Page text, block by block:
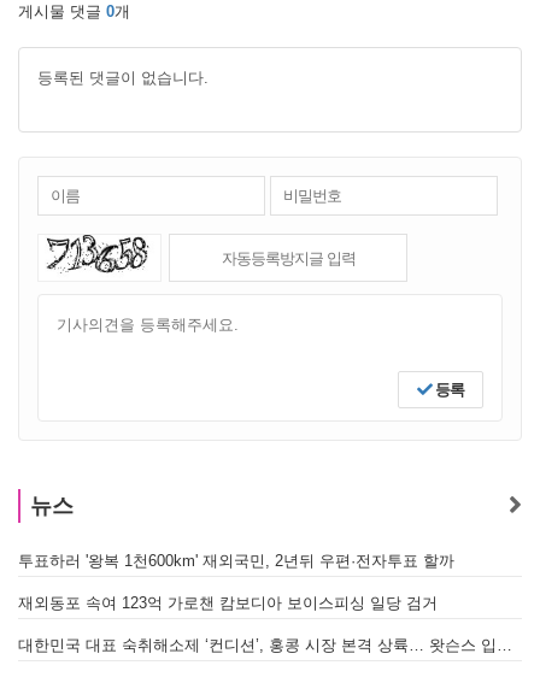
게시물 댓글 0개
등록된 댓글이 없습니다.
등록
뉴스
투표하러 '왕복 1천600km' 재외국민, 2년뒤 우편·전자투표 할까
재외동포 속여 123억 가로챈 캄보디아 보이스피싱 일당 검거
대한민국 대표 숙취해소제 ‘컨디션’, 홍콩 시장 본격 상륙… 왓슨스 입점 기념 할인 행사 진행